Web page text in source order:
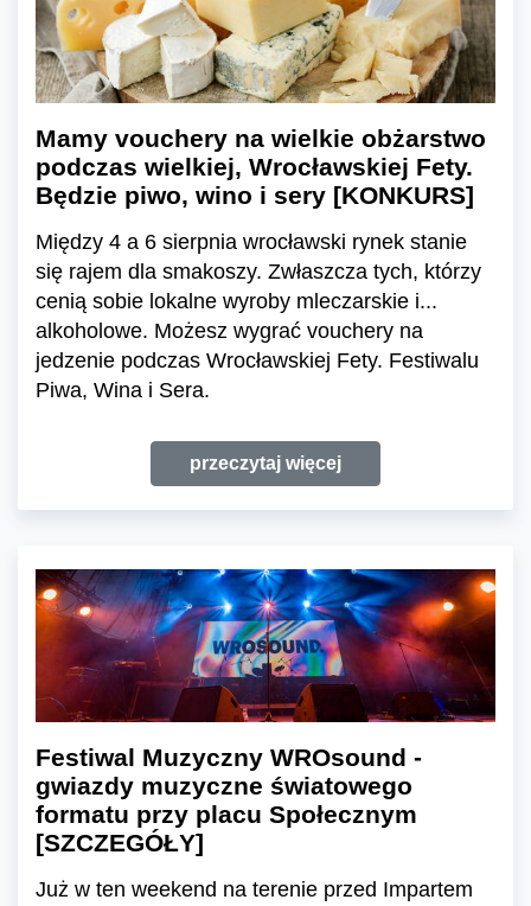
Mamy vouchery na wielkie obżarstwo
podczas wielkiej, Wrocławskiej Fety.
Będzie piwo, wino i sery [KONKURS]
Między 4 a 6 sierpnia wrocławski rynek stanie
się rajem dla smakoszy. Zwłaszcza tych, którzy
cenią sobie lokalne wyroby mleczarskie i...
alkoholowe. Możesz wygrać vouchery na
jedzenie podczas Wrocławskiej Fety. Festiwalu
Piwa, Wina i Sera.
przeczytaj więcej
Festiwal Muzyczny WROsound -
gwiazdy muzyczne światowego
formatu przy placu Społecznym
[SZCZEGÓŁY]
Już w ten weekend na terenie przed Impartem